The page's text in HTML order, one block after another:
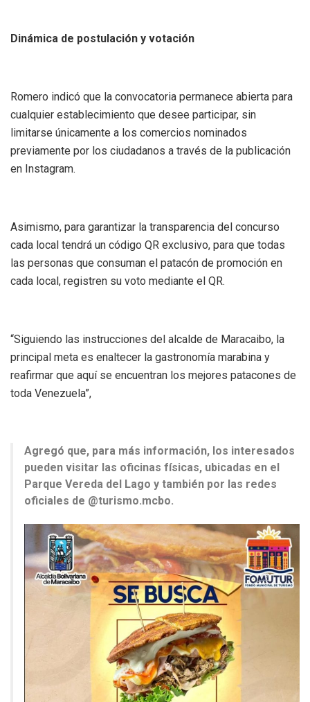
Dinámica de postulación y votación
Romero indicó que la convocatoria permanece abierta para
cualquier establecimiento que desee participar, sin
limitarse únicamente a los comercios nominados
previamente por los ciudadanos a través de la publicación
en Instagram.
Asimismo, para garantizar la transparencia del concurso
cada local tendrá un código QR exclusivo, para que todas
las personas que consuman el patacón de promoción en
cada local, registren su voto mediante el QR.
“Siguiendo las instrucciones del alcalde de Maracaibo, la
principal meta es enaltecer la gastronomía marabina y
reafirmar que aquí se encuentran los mejores patacones de
toda Venezuela”,
Agregó que, para más información, los interesados
pueden visitar las oficinas físicas, ubicadas en el
Parque Vereda del Lago y también por las redes
oficiales de @turismo.mcbo.